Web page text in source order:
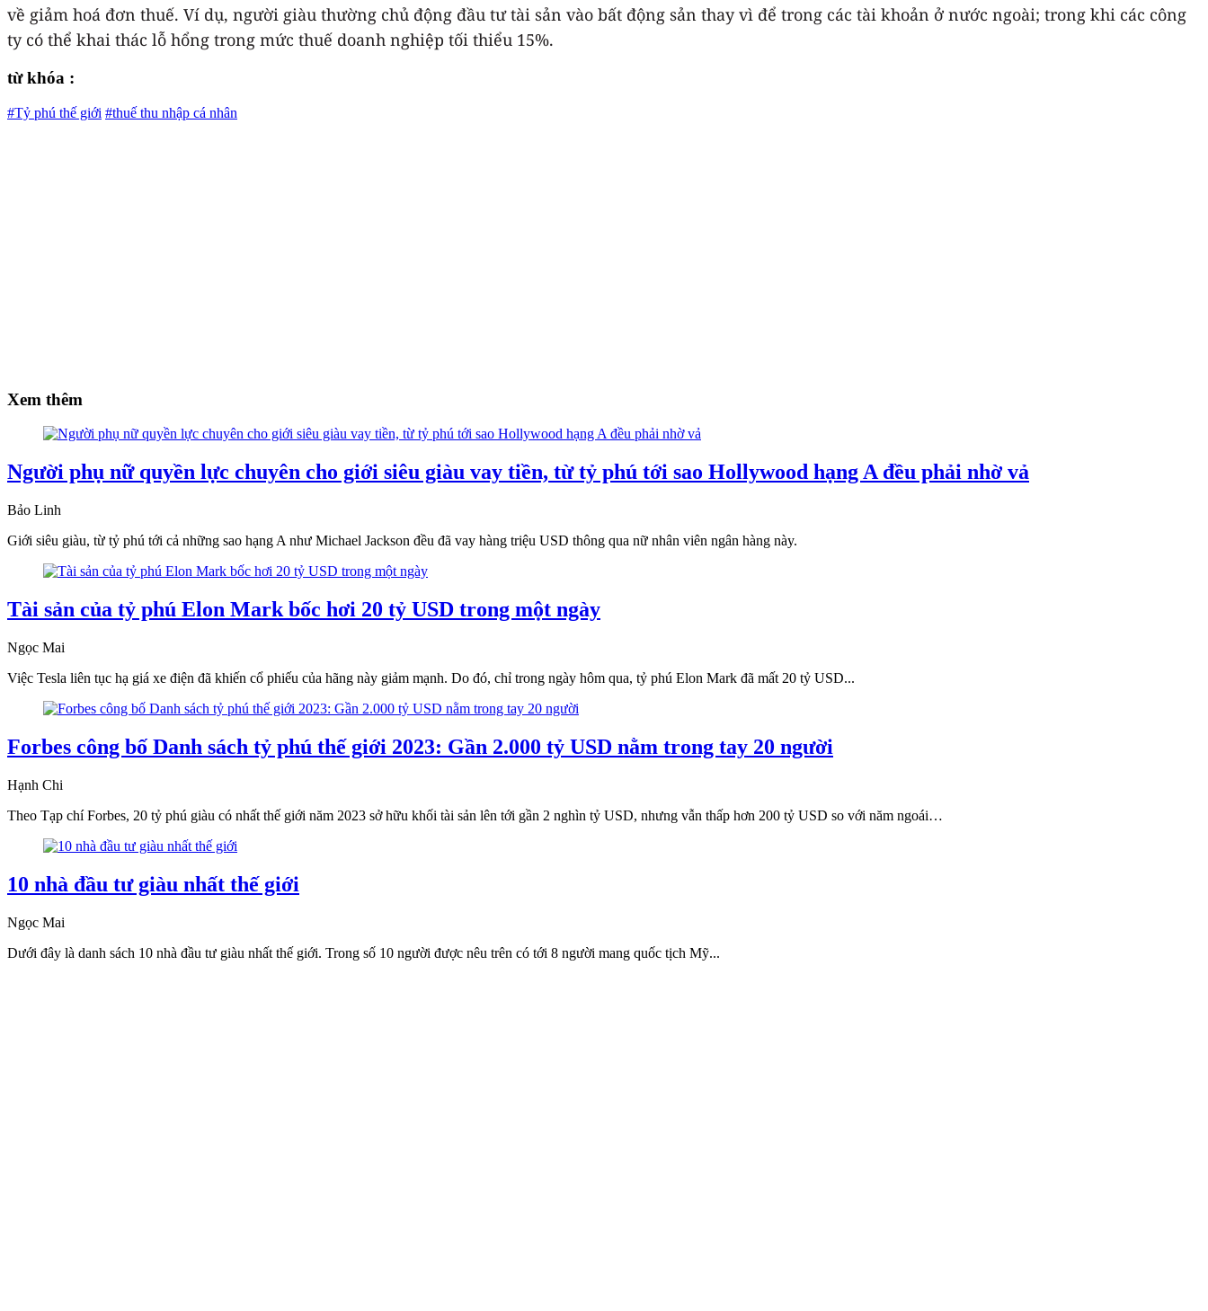
về giảm hoá đơn thuế. Ví dụ, người giàu thường chủ động đầu tư tài sản vào bất động sản thay vì để trong các tài khoản ở nước ngoài; trong khi các công
ty có thể khai thác lỗ hổng trong mức thuế doanh nghiệp tối thiểu 15%.
từ khóa :
#Tỷ phú thế giới #thuế thu nhập cá nhân
Xem thêm
Người phụ nữ quyền lực chuyên cho giới siêu giàu vay tiền, từ tỷ phú tới sao Hollywood hạng A đều phải nhờ vả
Bảo Linh
Giới siêu giàu, từ tỷ phú tới cả những sao hạng A như Michael Jackson đều đã vay hàng triệu USD thông qua nữ nhân viên ngân hàng này.
Tài sản của tỷ phú Elon Mark bốc hơi 20 tỷ USD trong một ngày
Ngọc Mai
Việc Tesla liên tục hạ giá xe điện đã khiến cổ phiếu của hãng này giảm mạnh. Do đó, chỉ trong ngày hôm qua, tỷ phú Elon Mark đã mất 20 tỷ USD...
Forbes công bố Danh sách tỷ phú thế giới 2023: Gần 2.000 tỷ USD nằm trong tay 20 người
Hạnh Chi
Theo Tạp chí Forbes, 20 tỷ phú giàu có nhất thế giới năm 2023 sở hữu khối tài sản lên tới gần 2 nghìn tỷ USD, nhưng vẫn thấp hơn 200 tỷ USD so với năm ngoái…
10 nhà đầu tư giàu nhất thế giới
Ngọc Mai
Dưới đây là danh sách 10 nhà đầu tư giàu nhất thế giới. Trong số 10 người được nêu trên có tới 8 người mang quốc tịch Mỹ...